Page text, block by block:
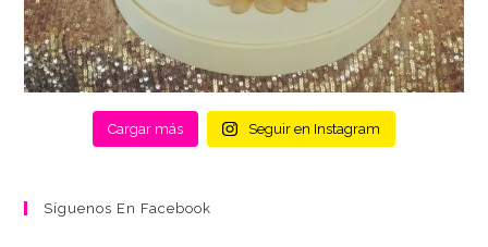
Cargar más Seguir en Instagram
Síguenos En Facebook